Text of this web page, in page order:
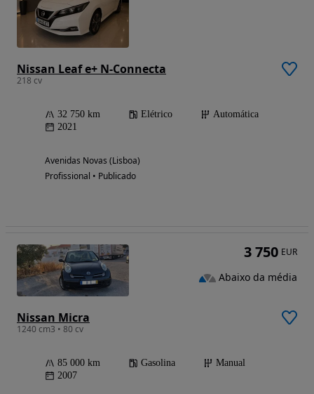
Nissan Leaf e+ N-Connecta
218 cv
32 750 km Elétrico
Automática
2021
Avenidas Novas (Lisboa)
Profissional • Publicado
Nissan Micra
1240 cm3 • 80 cv
85 000 km Gasolina
Manual
2007
3 750 EUR
Abaixo da média